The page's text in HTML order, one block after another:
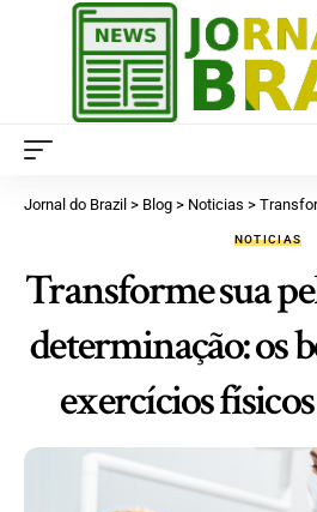
Jornal do Brazil > Blog > Noticias > Transforme sua pele
NOTICIAS
Transforme sua
determinação: os
exercícios